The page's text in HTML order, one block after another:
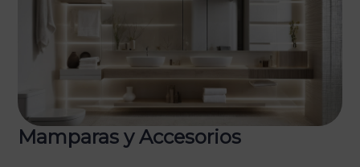
Mamparas y Accesorios